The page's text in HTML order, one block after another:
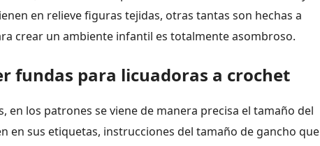
en relieve figuras tejidas, otras tantas son hechas a
crear un ambiente infantil es totalmente asombroso.
fundas para licuadoras a crochet
en los patrones se viene de manera precisa el tamaño del
en sus etiquetas, instrucciones del tamaño de gancho que